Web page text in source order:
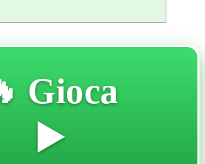
Gioca
▶️